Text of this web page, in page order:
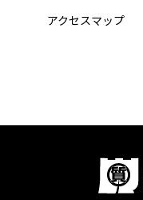
アクセスマップ